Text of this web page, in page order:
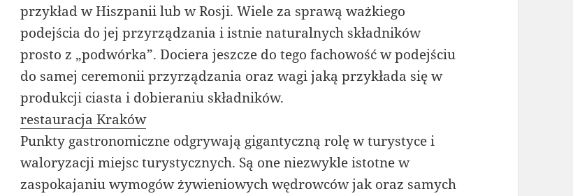
przykład w Hiszpanii lub w Rosji. Wiele za sprawą ważkiego
podejścia do jej przyrządzania i istnie naturalnych składników
prosto z „podwórka”. Dociera jeszcze do tego fachowość w podejściu
do samej ceremonii przyrządzania oraz wagi jaką przykłada się w
produkcji ciasta i dobieraniu składników.
restauracja Kraków
Punkty gastronomiczne odgrywają gigantyczną rolę w turystyce i
waloryzacji miejsc turystycznych. Są one niezwykle istotne w
zaspokajaniu wymogów żywieniowych wędrowców jak oraz samych